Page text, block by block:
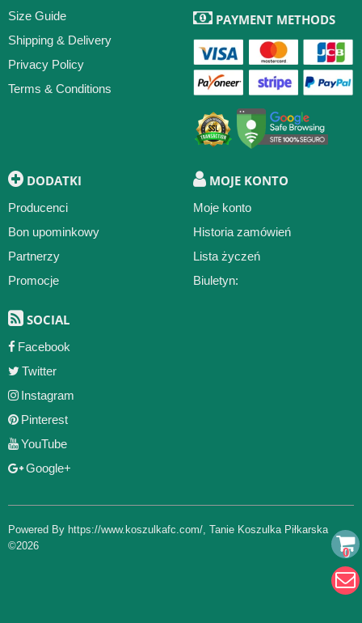
Size Guide
Shipping & Delivery
Privacy Policy
Terms & Conditions
PAYMENT METHODS
DODATKI
Producenci
Bon upominkowy
Partnerzy
Promocje
MOJE KONTO
Moje konto
Historia zamówień
Lista życzeń
Biuletyn:
SOCIAL
Facebook
Twitter
Instagram
Pinterest
YouTube
Google+
Powered By https://www.koszulkafc.com/ Tanie Koszulka Piłkarska
©2026